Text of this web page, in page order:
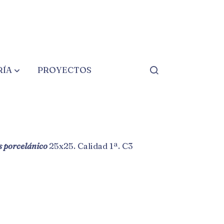
PROYECTOS
porcelánico25x25. Calidad 1ª. C3